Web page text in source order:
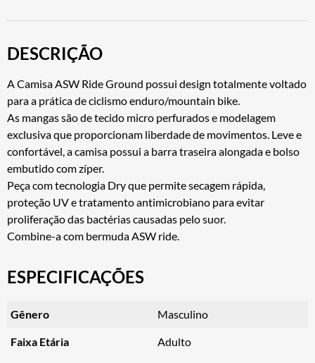
DESCRIÇÃO
A Camisa ASW Ride Ground possui design totalmente voltado
para a prática de ciclismo enduro/mountain bike.
As mangas são de tecido micro perfurados e modelagem
exclusiva que proporcionam liberdade de movimentos. Leve e
confortável, a camisa possui a barra traseira alongada e bolso
embutido com zíper.
Peça com tecnologia Dry que permite secagem rápida,
proteção UV e tratamento antimicrobiano para evitar
proliferação das bactérias causadas pelo suor.
Combine-a com bermuda ASW ride.
ESPECIFICAÇÕES
Gênero Masculino
Faixa Etária Adulto